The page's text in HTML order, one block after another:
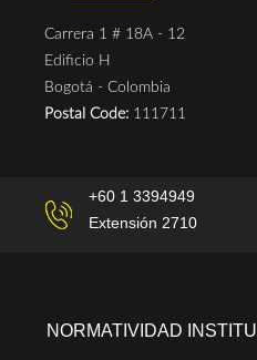
Carrera 1 # 18A - 12
Edificio H
Bogotá - Colombia
Postal Code: 111711
+60 1 3394949
Extensión 2710
NORMATIVIDAD